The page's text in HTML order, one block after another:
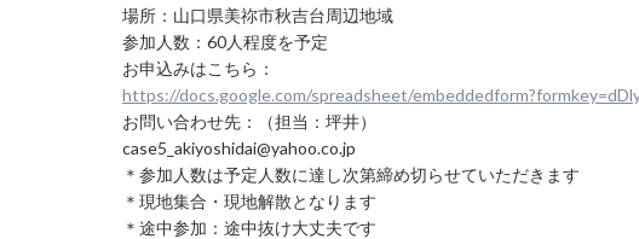
場所：山口県美祢市秋吉台周辺地域
参加人数：60人程度を予定
お申込みはこちら：
https://docs.google.com/spreadsheet/
お問い合わせ先：（担当：坪井）
case5_akiyoshidai@yahoo.co.jp
＊参加人数は予定人数に達し次第締め切らせていただきます
＊現地集合・現地解散となります
＊途中参加：途中抜け大丈夫です